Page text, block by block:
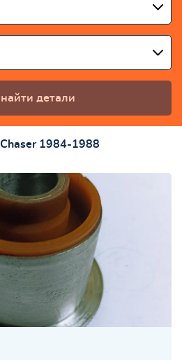
найти детали
Chaser 1984-1988